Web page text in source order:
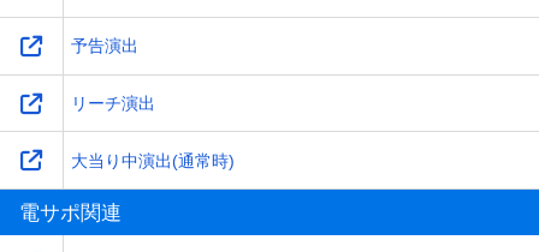
予告演出
リーチ演出
大当り中演出(通常時)
電サポ関連